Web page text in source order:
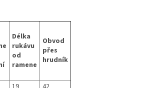
Délka
rukávu
od
ramene
Obvod
přes
hrudník